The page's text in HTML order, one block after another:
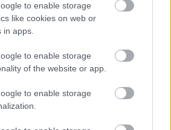
to enable storage
like cookies on web or
apps.
to enable storage
of the website or app.
to enable storage